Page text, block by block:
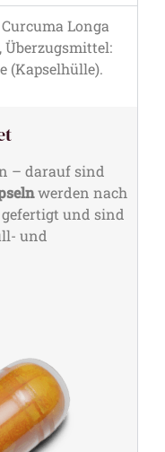
Longa
Überzugsmittel:
(Kapselhülle).
– darauf sind
werden nach
und sind
und